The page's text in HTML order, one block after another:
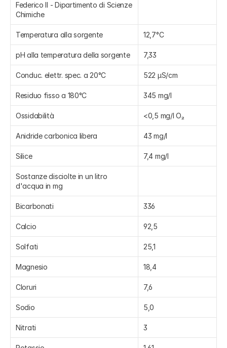
Federico II - Dipartimento di Scienze
Chimiche
Temperatura alla sorgente 12,7°C
pH alla temperatura della sorgente 7,33
Conduc. elettr. spec. a 20°C 522 µS/cm
Residuo fisso a 180°C 345 mg/l
Ossidabilità <0,5 mg/l O₂
Anidride carbonica libera 43 mg/l
Silice 7,4 mg/l
Sostanze disciolte in un litro
d'acqua in mg
Bicarbonati 336
Calcio 92,5
Solfati 25,1
Magnesio 18,4
Cloruri 7,6
Sodio 5,0
Nitrati 3